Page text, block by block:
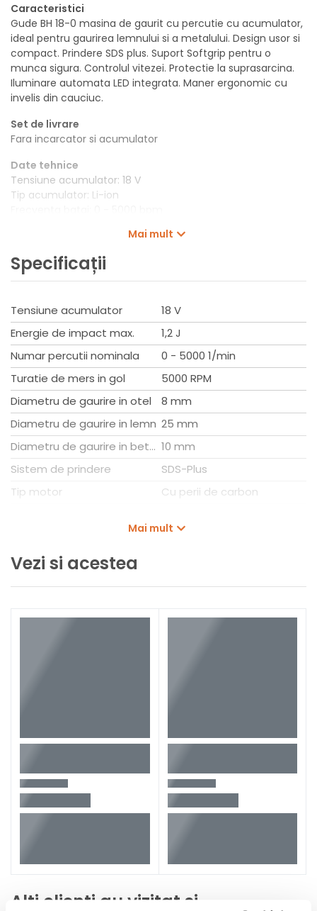
Caracteristici
Gude BH 18-0 masina de gaurit cu percutie cu acumulator,
ideal pentru gaurirea lemnului si a metalului. Design usor si
compact. Prindere SDS plus. Suport Softgrip pentru o
munca sigura. Controlul vitezei. Protectie la suprasarcina.
Iluminare automata LED integrata. Maner ergonomic cu
invelis din cauciuc.
Set de livrare
Fara incarcator si acumulator
Date tehnice
Tensiune acumulator: 18 V
Tip acumulator: Li-ion
Capacitate de gaurire in lemn: 25 mm
Capacitate de gaurire in metal: 8 mm
Capacitate de gaurire in zidarie: 10 mm
Lungime: 240 mm
Inaltime: 215 mm
Nivel zgomot LWA: 96 dB
Vibratii: 8,64 m/s²
Greutate fara acumulator: 1,1 kg
Mai mult
Specificații
Tensiune acumulator
18 V
Energie de impact max.
1,2 J
Numar percutii nominala
0 - 5000 1/min
Turatie de mers in gol
5000 RPM
Diametru de gaurire in otel
8 mm
Diametru de gaurire in lemn 25 mm
Diametru de gaurire in beton 10 mm
Sistem de prindere
SDS-Plus
Tip motor
Cu perii de carbon
Gude ProVolt APPV, Gude
Lumina Led integrat
Modul de daltuire
Nu
Tip ciocan rotopercutor
BH180
Mai mult
Vezi si acestea
Alti clienti au vizitat si